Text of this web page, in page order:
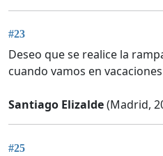
#23
Deseo que se realice la
cuando vamos en vacaciones
Santiago Elizalde(Madrid,
#25